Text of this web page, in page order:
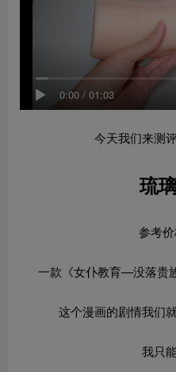
0:00 / 01:03
今天我们来测
琉
参考价
一款《女仆教育—没落贵
这个漫画的剧情我们
我只